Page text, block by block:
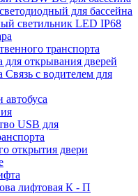
для бассейна
светильник LED IP68
транспорта
для открывания дверей
с водителем для
автобуса
USB для
открытия двери
лифтовая К - П